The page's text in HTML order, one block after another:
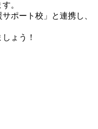
。
ポート校」と連携し、
ょう！